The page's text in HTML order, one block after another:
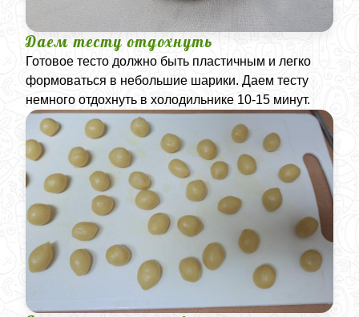
Даем тесту отдохнуть
Готовое тесто должно быть пластичным и легко
формоваться в небольшие шарики. Даем тесту
немного отдохнуть в холодильнике 10-15 минут.